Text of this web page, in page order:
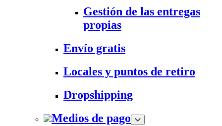
Gestión de las entregas
propias
Envío gratis
Locales y puntos de retiro
Dropshipping
Medios de pago